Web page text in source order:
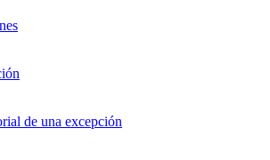
de una excepción